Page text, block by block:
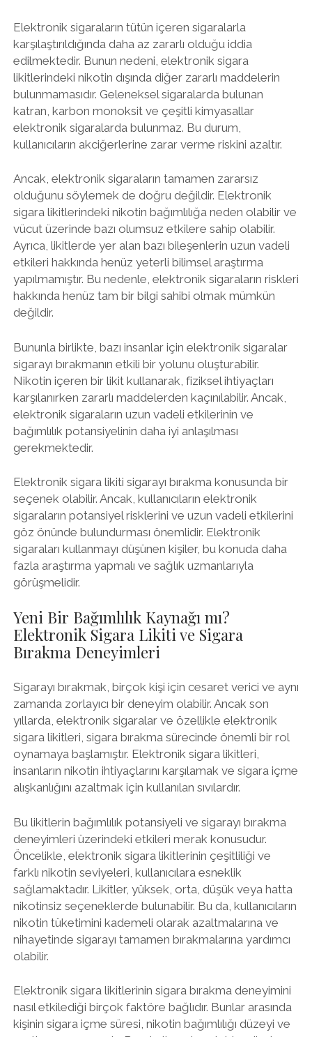
Elektronik sigaraların tütün içeren sigaralarla
karşılaştırıldığında daha az zararlı olduğu iddia
edilmektedir. Bunun nedeni, elektronik sigara
likitlerindeki nikotin dışında diğer zararlı maddelerin
bulunmamasıdır. Geleneksel sigaralarda bulunan
katran, karbon monoksit ve çeşitli kimyasallar
elektronik sigaralarda bulunmaz. Bu durum,
kullanıcıların akciğerlerine zarar verme riskini azaltır.
Ancak, elektronik sigaraların tamamen zararsız
olduğunu söylemek de doğru değildir. Elektronik
sigara likitlerindeki nikotin bağımlılığa neden olabilir ve
vücut üzerinde bazı olumsuz etkilere sahip olabilir.
Ayrıca, likitlerde yer alan bazı bileşenlerin uzun vadeli
etkileri hakkında henüz yeterli bilimsel araştırma
yapılmamıştır. Bu nedenle, elektronik sigaraların riskleri
hakkında henüz tam bir bilgi sahibi olmak mümkün
değildir.
Bununla birlikte, bazı insanlar için elektronik sigaralar
sigarayı bırakmanın etkili bir yolunu oluşturabilir.
Nikotin içeren bir likit kullanarak, fiziksel ihtiyaçları
karşılanırken zararlı maddelerden kaçınılabilir. Ancak,
elektronik sigaraların uzun vadeli etkilerinin ve
bağımlılık potansiyelinin daha iyi anlaşılması
gerekmektedir.
Elektronik sigara likiti sigarayı bırakma konusunda bir
seçenek olabilir. Ancak, kullanıcıların elektronik
sigaraların potansiyel risklerini ve uzun vadeli etkilerini
göz önünde bulundurması önemlidir. Elektronik
sigaraları kullanmayı düşünen kişiler, bu konuda daha
fazla araştırma yapmalı ve sağlık uzmanlarıyla
görüşmelidir.
Yeni Bir Bağımlılık Kaynağı mı?
Elektronik Sigara Likiti ve Sigara
Bırakma Deneyimleri
Sigarayı bırakmak, birçok kişi için cesaret verici ve aynı
zamanda zorlayıcı bir deneyim olabilir. Ancak son
yıllarda, elektronik sigaralar ve özellikle elektronik
sigara likitleri, sigara bırakma sürecinde önemli bir rol
oynamaya başlamıştır. Elektronik sigara likitleri,
insanların nikotin ihtiyaçlarını karşılamak ve sigara içme
alışkanlığını azaltmak için kullanılan sıvılardır.
Bu likitlerin bağımlılık potansiyeli ve sigarayı bırakma
deneyimleri üzerindeki etkileri merak konusudur.
Öncelikle, elektronik sigara likitlerinin çeşitliliği ve
farklı nikotin seviyeleri, kullanıcılara esneklik
sağlamaktadır. Likitler, yüksek, orta, düşük veya hatta
nikotinsiz seçeneklerde bulunabilir. Bu da, kullanıcıların
nikotin tüketimini kademeli olarak azaltmalarına ve
nihayetinde sigarayı tamamen bırakmalarına yardımcı
olabilir.
Elektronik sigara likitlerinin sigara bırakma deneyimini
nasıl etkilediği birçok faktöre bağlıdır. Bunlar arasında
kişinin sigara içme süresi, nikotin bağımlılığı düzeyi ve